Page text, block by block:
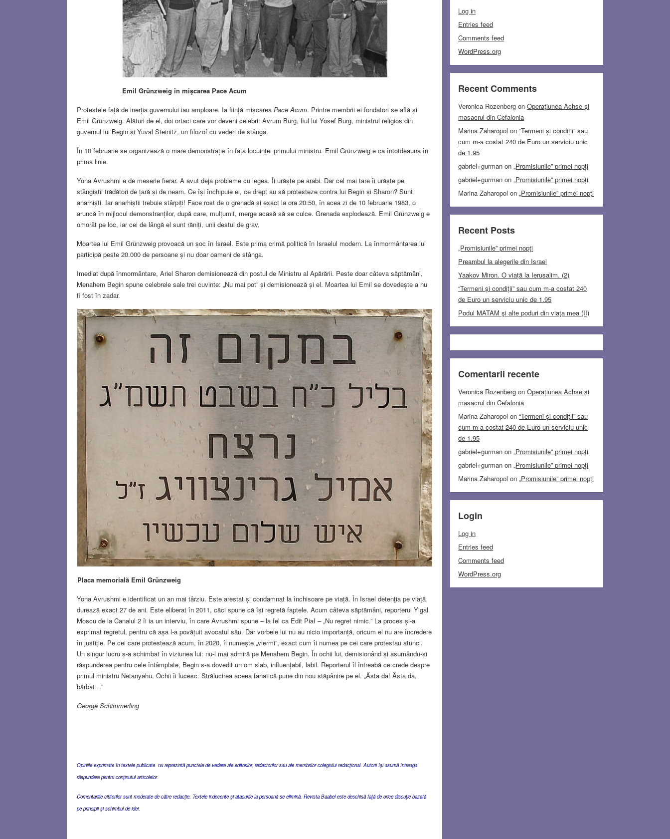
Emil Grünzweig în mişcarea Pace Acum
Protestele față de inerția guvernului iau amploare. Ia ființă mișcareaPace Acum. Printre membrii ei fondatori se află și
Emil Grünzweig. Alături de el, doi ortaci care vor deveni celebri: Avrum Burg, fiul lui Yosef Burg, ministrul religios din
guvernul lui Begin și Yuval Steinitz, un filozof cu vederi de stânga.
În 10 februarie se organizează o mare demonstrație în fața locuinței primului ministru. Emil Grünzweig e ca întotdeauna în
prima linie.
Yona Avrushmi e de meserie fierar. A avut deja probleme cu legea. Îi urăște pe arabi. Dar cel mai tare îi urăște pe
stângiștii trădători de țară și de neam. Ce își închipuie ei, ce drept au să protesteze contra lui Begin și Sharon? Sunt
anarhiști. Iar anarhiștii trebuie stârpiți! Face rost de o grenadă și exact la ora 20:50, în acea zi de 10 februarie 1983, o
aruncă în mijlocul demonstranților, după care, mulțumit, merge acasă să se culce. Grenada explodează. Emil Grünzweig e
omorât pe loc, iar cei de lângă el sunt răniți, unii destul de grav.
Moartea lui Emil Grünzweig provoacă un șoc în Israel. Este prima crimă politică în Israelul modern. La înmormântarea lui
participă peste 20.000 de persoane și nu doar oameni de stânga.
Imediat după înmormântare, Ariel Sharon demisionează din postul de Ministru al Apărării. Peste doar câteva săptămâni,
Menahem Begin spune celebrele sale trei cuvinte: „Nu mai pot” și demisionează și el. Moartea lui Emil se dovedește a nu
fi fost în zadar.
Placa memorială Emil Grünzweig
Yona Avrushmi e identificat un an mai târziu. Este arestat și condamnat la închisoare pe viață. În Israel detenţia pe viață
durează exact 27 de ani. Este eliberat în 2011, căci spune că își regretă faptele. Acum câteva săptămâni, reporterul Yigal
Moscu de la Canalul 2 îi ia un interviu, în care Avrushmi spune – la fel ca Edit Piaf – „Nu regret nimic.” La proces și-a
exprimat regretul, pentru că așa l-a povățuit avocatul său. Dar vorbele lui nu au nicio importanță, oricum el nu are încredere
în justiție. Pe cei care protestează acum, în 2020, îi numește „viermi”, exact cum îi numea pe cei care protestau atunci.
Un singur lucru s-a schimbat în viziunea lui: nu-l mai admiră pe Menahem Begin. În ochii lui, demisionând și asumându-și
răspunderea pentru cele întâmplate, Begin s-a dovedit un om slab, influențabil, labil. Reporterul îl întreabă ce crede despre
primul ministru Netanyahu. Ochii îi lucesc. Strălucirea aceea fanatică pune din nou stăpânire pe el. „Ăsta da! Ăsta da,
bărbat…”
George Schimmerling
Opiniile exprimate în textele publicate nu reprezintă punctele de vedere ale editorilor, redactorilor sau ale membrilor colegiului redacţional. Autorii îşi asumă întreaga
răspundere pentru conţinutul articolelor.
Comentariile cititorilor sunt moderate de către redacţie. Textele indecente şi atacurile la persoană se elimină. Revista Baabel este deschisă faţă de orice discuţie bazată
pe principii şi schimbul de idei.
Log in
Entries feed
Comments feed
WordPress.org
Recent Comments
Veronica Rozenberg onOperațiunea Achse și
masacrul din Cefalonia
Marina Zaharopol on“Termeni și condiții” sau
cum m-a costat 240 de Euro un serviciu unic
de 1.95
gabriel+gurman on„Promisiunile” primei nopți
gabriel+gurman on„Promisiunile” primei nopți
Marina Zaharopol on„Promisiunile” primei nopți
Recent Posts
„Promisiunile” primei nopți
Preambul la alegerile din Israel
Yaakov Miron. O viață la Ierusalim. (2)
“Termeni și condiții” sau cum m-a costat 240
de Euro un serviciu unic de 1.95
Podul MATAM şi alte poduri din viaţa mea (II)
Comentarii recente
Veronica Rozenberg onOperațiunea Achse și
masacrul din Cefalonia
Marina Zaharopol on“Termeni și condiții” sau
cum m-a costat 240 de Euro un serviciu unic
de 1.95
gabriel+gurman on„Promisiunile” primei nopți
gabriel+gurman on„Promisiunile” primei nopți
Marina Zaharopol on„Promisiunile” primei nopți
Login
Log in
Entries feed
Comments feed
WordPress.org